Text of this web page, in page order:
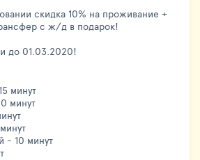
скидка 10% на проживание +
с ж/д в подарок!
до 01.03.2020!
минут
минут
- 10 минут